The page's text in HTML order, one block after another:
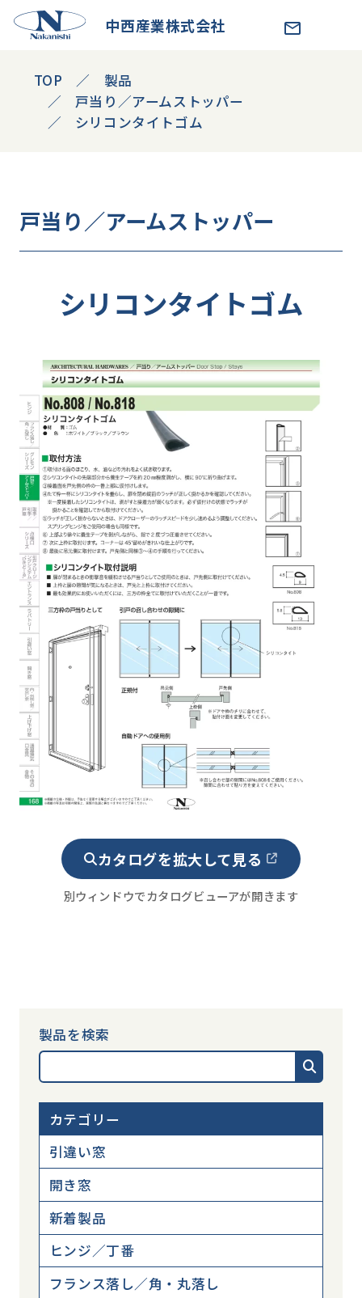
中西産業株式会社
TOP
製品
戸当り／アームストッパー
シリコンタイトゴム
戸当り／アームストッパー
シリコンタイトゴム
カタログを拡大して見る
別ウィンドウでカタログビューアが開きます
製品を検索
カテゴリー
引違い窓
開き窓
新着製品
ヒンジ／丁番
フランス落し／角・丸落し